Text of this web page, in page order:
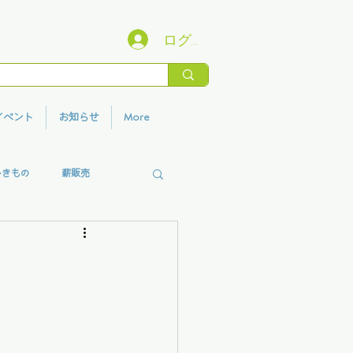
ログイン
ント お知らせ More
もの 薪販売
香りプロジェクト